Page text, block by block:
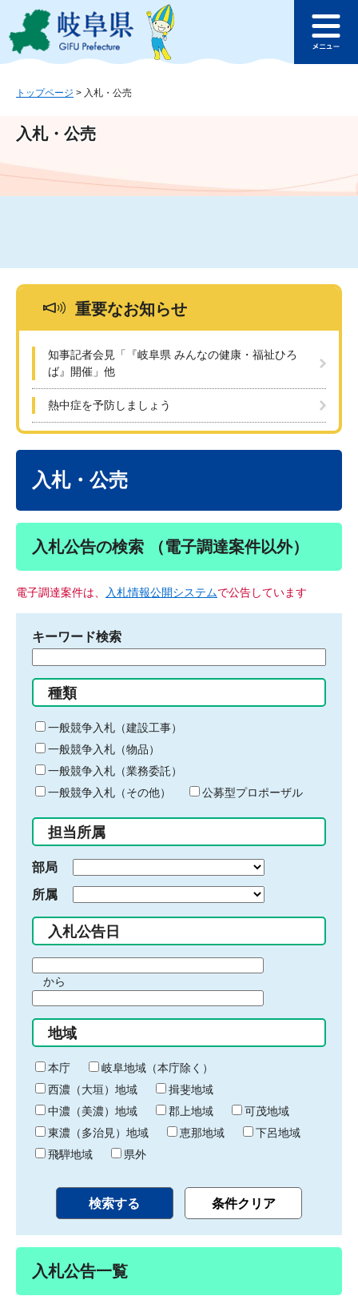
ジ
ュ
文
このページの本文へ
ュ
トップページ > 入札・公売
入札・公売
重要なお知らせ
知事記者会見「『岐阜県 みんなの健康・福祉ひろ
ば』開催」他
熱中症を予防しましょう
入札・公売
入札公告の検索 （電子調達案件以外）
電子調達案件は、 入札情報公開システムで公告しています
キーワード検索
る
キ
ー
ワ
ー
ド
入
力
種類
一般競争入札（建設工事）
一般競争入札（物品）
一般競争入札（業務委託）
一般競争入札（その他）
公募型プロポーザル
担当所属
部局
所属
入札公告日
間
始
り
から
間
終
わ
り
地域
本庁
岐阜地域（本庁除く）
西濃（大垣）地域
揖斐地域
中濃（美濃）地域
郡上地域
可茂地域
東濃（多治見）地域
恵那地域
下呂地域
飛騨地域
県外
入札公告一覧